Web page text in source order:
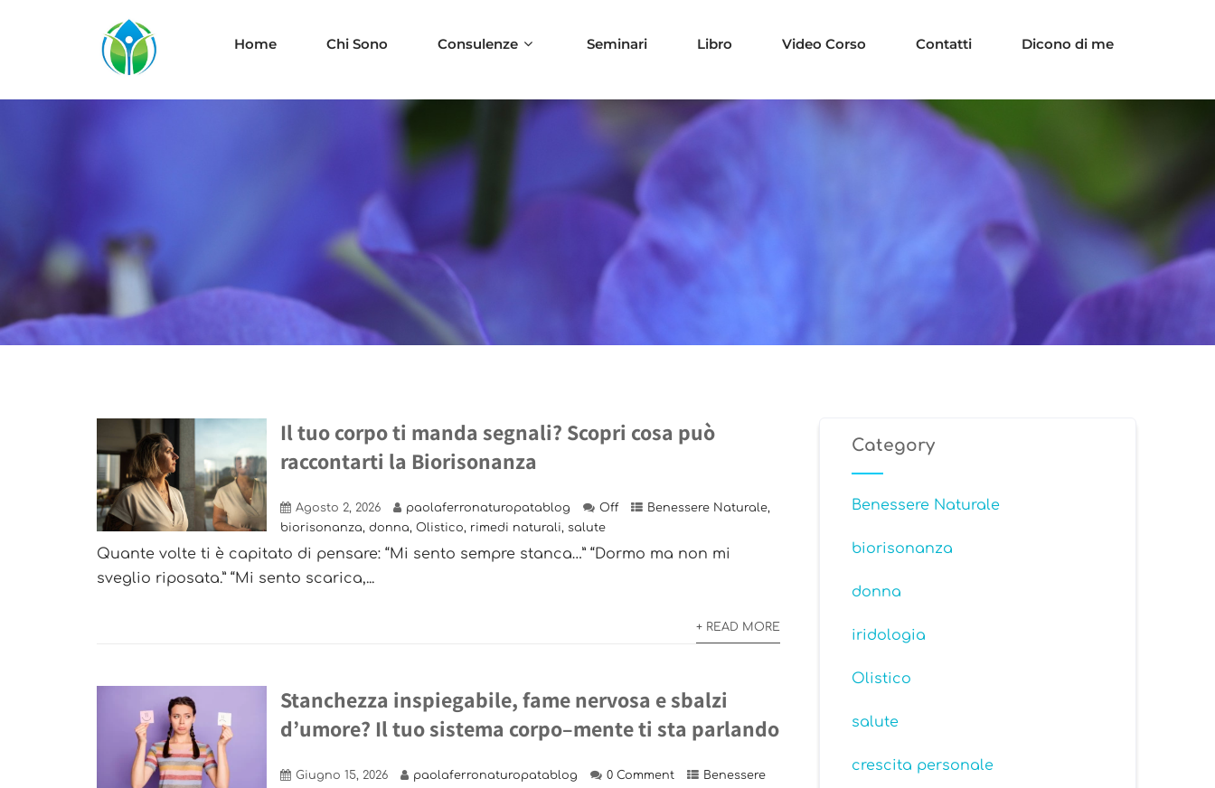
Home Chi Sono Consulenze Seminari Libro Video Corso Contatti Dicono di me
Il tuo corpo ti manda segnali? Scopri cosa può
raccontarti la Biorisonanza
Agosto 2, 2026 paolaferronaturopatablog Off Benessere Naturale,
biorisonanza,donna,Olistico, rimedi naturali, salute
Quante volte ti è capitato di pensare: “Mi sento sempre stanca…” “Dormo ma non mi
sveglio riposata.” “Mi sento scarica,...
+ READ MORE
Stanchezza inspiegabile, fame nervosa e sbalzi
d’umore? Il tuo sistema corpo–mente ti sta parlando
Giugno 15, 2026 paolaferronaturopatablog 0 Comment
Benessere
Category
Benessere Naturale
biorisonanza
donna
iridologia
Olistico
salute
crescita personale